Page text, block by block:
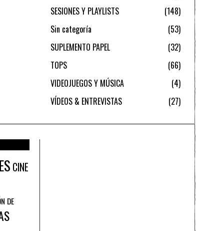
SESIONES Y PLAYLISTS
148
Sin categoría
53
SUPLEMENTO PAPEL
32
TOPS
66
VIDEOJUEGOS Y MÚSICA
4
VÍDEOS & ENTREVISTAS
27
CINE
DE